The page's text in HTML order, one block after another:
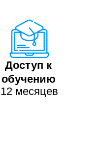
Доступ к
обучению
12 месяцев